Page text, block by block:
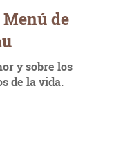
de
y sobre los
de la vida.